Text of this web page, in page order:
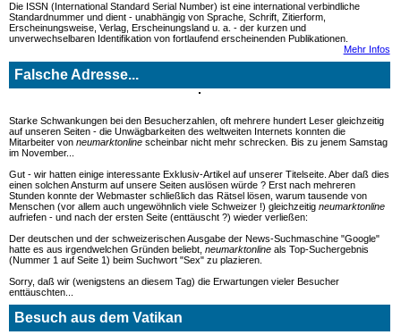
Die ISSN (International Standard Serial Number) ist eine international verbindliche
Standardnummer und dient - unabhängig von Sprache, Schrift, Zitierform,
Erscheinungsweise, Verlag, Erscheinungsland u. a. - der kurzen und
unverwechselbaren Identifikation von fortlaufend erscheinenden Publikationen.
Mehr Infos
Falsche Adresse...
Starke Schwankungen bei den Besucherzahlen, oft mehrere hundert Leser gleichzeitig
auf unseren Seiten - die Unwägbarkeiten des weltweiten Internets konnten die
Mitarbeiter von neumarktonline scheinbar nicht mehr schrecken. Bis zu jenem Samstag
im November...
Gut - wir hatten einige interessante Exklusiv-Artikel auf unserer Titelseite. Aber daß dies
einen solchen Ansturm auf unsere Seiten auslösen würde ? Erst nach mehreren
Stunden konnte der Webmaster schließlich das Rätsel lösen, warum tausende von
Menschen (vor allem auch ungewöhnlich viele Schweizer !) gleichzeitig neumarktonline
aufriefen - und nach der ersten Seite (enttäuscht ?) wieder verließen:
Der deutschen und der schweizerischen Ausgabe der News-Suchmaschine "Google"
hatte es aus irgendwelchen Gründen beliebt, neumarktonline als Top-Suchergebnis
(Nummer 1 auf Seite 1) beim Suchwort "Sex" zu plazieren.
Sorry, daß wir (wenigstens an diesem Tag) die Erwartungen vieler Besucher
enttäuschten...
Besuch aus dem Vatikan